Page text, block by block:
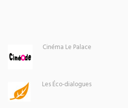
Cinéma Le Palace
Les Éco-dialogues